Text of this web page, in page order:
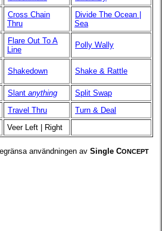
Cross Chain
Thru
Divide The Ocean |
Sea
Flare Out To A
Line
Polly Wally
Shakedown Shake & Rattle
Slant anything
Split Swap
Travel Thru
Turn & Deal
Veer Left | Right
användningen av Single CONCEPT